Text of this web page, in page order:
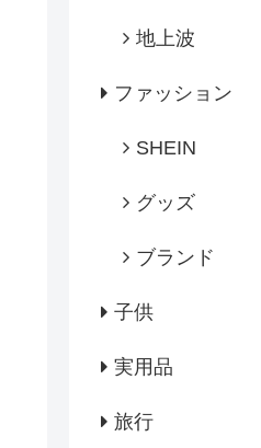
地上波
ファッション
SHEIN
グッズ
ブランド
子供
実用品
旅行